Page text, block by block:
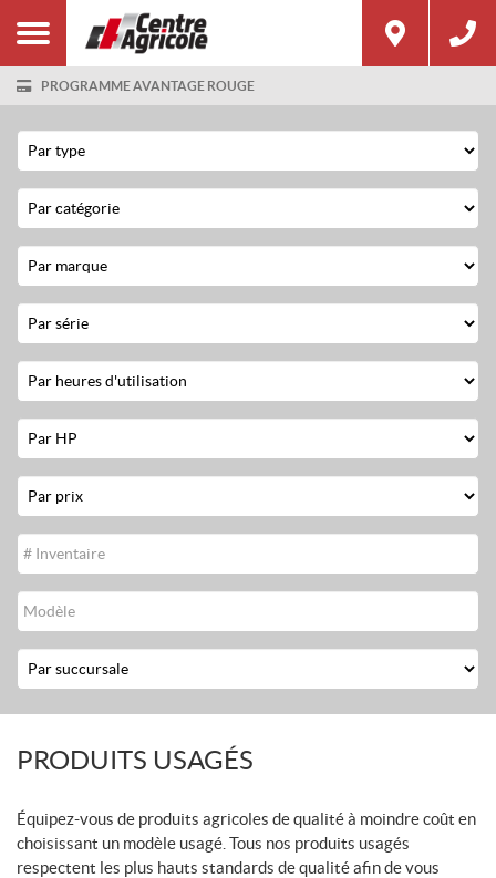
PROGRAMME AVANTAGE ROUGE
Filtre
PRODUITS USAGÉS
Équipez-vous de produits agricoles de qualité à moindre coût en
choisissant un modèle usagé. Tous nos produits usagés
respectent les plus hauts standards de qualité afin de vous